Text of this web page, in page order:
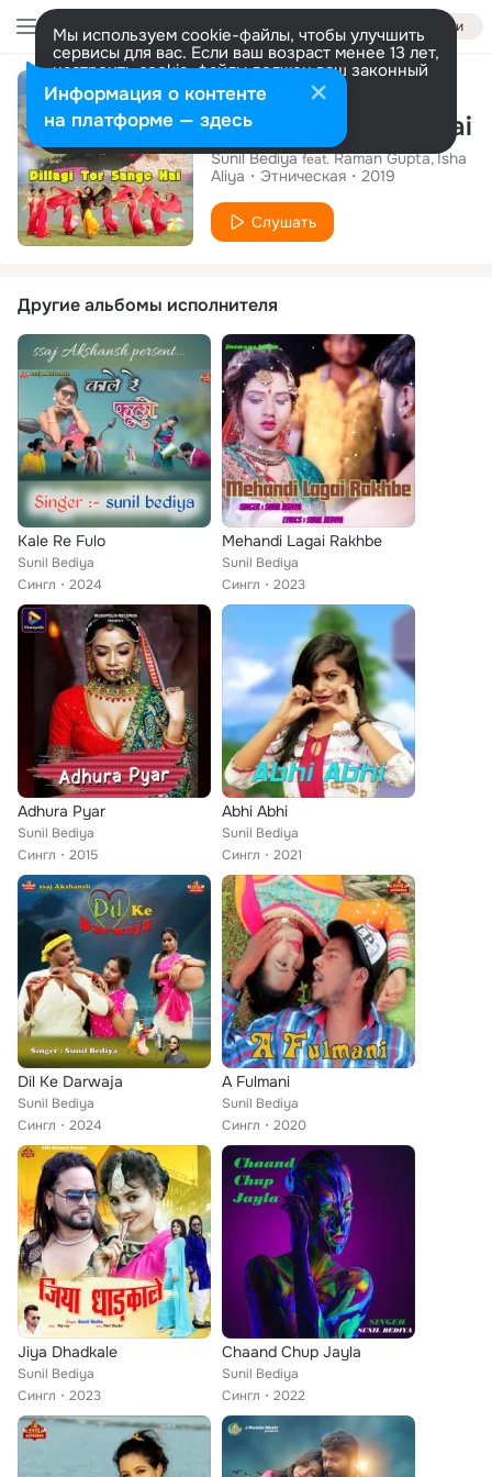
Войти
Мы используем cookie-файлы, чтобы улучшить
сервисы для вас. Если ваш возраст менее 13 лет,
настроить cookie-файлы должен ваш законный
представитель. Больше информации
Разрешить все Настроить
Сингл
Dillagi Tor Sange Hai
Sunil Bediya feat. Raman Gupta Isha
Aliya
Этническая 2019
Слушать
Другие альбомы исполнителя
Kale Re Fulo
Sunil Bediya
Сингл
2024
Mehandi Lagai Rakhbe
Sunil Bediya
Сингл
2023
Adhura Pyar
Sunil Bediya
Сингл
2015
Abhi Abhi
Sunil Bediya
Сингл
2021
Dil Ke Darwaja
Sunil Bediya
Сингл
2024
A Fulmani
Sunil Bediya
Сингл
2020
Jiya Dhadkale
Sunil Bediya
Сингл
2023
Chaand Chup Jayla
Sunil Bediya
Сингл
2022
Информация о контенте
на платформе — здесь